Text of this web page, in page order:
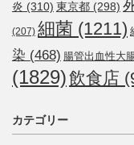
炎 (310) 東京都 (298)
(207) 細菌 (1211)
染 (468) 腸管出血性大
(1829)飲食店
カテゴリー